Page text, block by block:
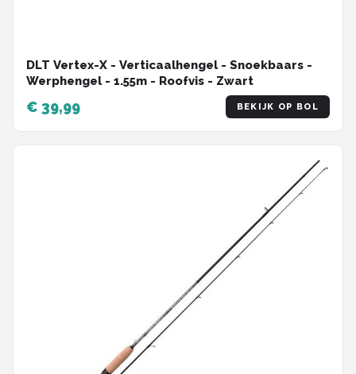
DLT Vertex-X - Verticaalhengel - Snoekbaars -
Werphengel - 1.55m - Roofvis - Zwart
€ 39,99 BEKIJK OP BOL